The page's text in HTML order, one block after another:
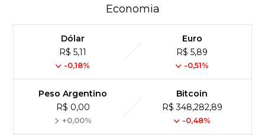
Economia
Dólar
R$ 5,11
-0,18%
Euro
R$ 5,89
-0,51%
Peso Argentino
R$ 0,00
+0,00%
Bitcoin
R$ 348,282,89
-0,48%